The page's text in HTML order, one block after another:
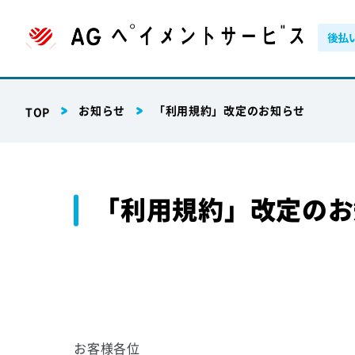
TOP お知らせ 「利用規約」改定のお知らせ
「利用規約」改定の
お客様各位